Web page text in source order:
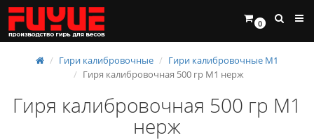
0
Гири калибровочные
Гири калибровочные М1
Гиря калибровочная 500 гр М1 нерж
Гиря калибровочная 500 гр М1
нерж